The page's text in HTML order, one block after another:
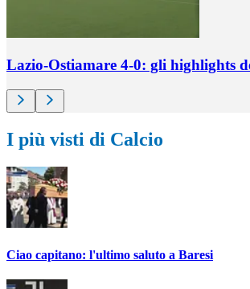
Lazio-Ostiamare 4-0: gli highlights
I più visti di Calcio
Ciao capitano: l'ultimo saluto a Baresi